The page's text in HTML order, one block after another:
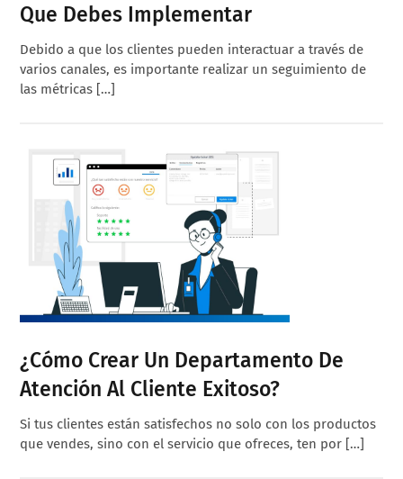
Que Debes Implementar
Debido a que los clientes pueden interactuar a través de
varios canales, es importante realizar un seguimiento de
las métricas […]
¿Cómo Crear Un Departamento De
Atención Al Cliente Exitoso?
Si tus clientes están satisfechos no solo con los productos
que vendes, sino con el servicio que ofreces, ten por […]